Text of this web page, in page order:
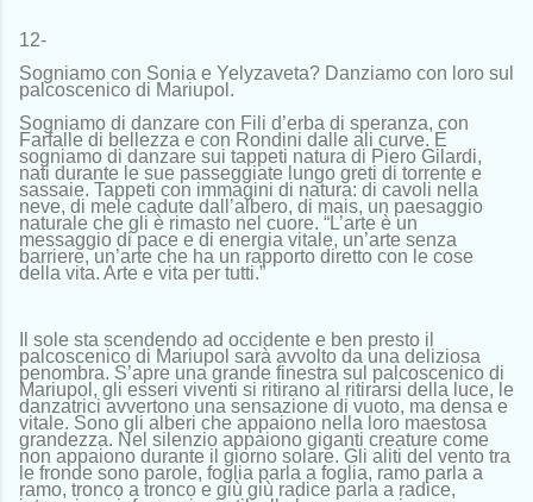
12-
Sogniamo con Sonia e Yelyzaveta? Danziamo con loro sul
palcoscenico di Mariupol.
Sogniamo di danzare con Fili d’erba di speranza, con
Farfalle di bellezza e con Rondini dalle ali curve. E
sogniamo di danzare sui tappeti natura di Piero Gilardi,
nati durante le sue passeggiate lungo greti di torrente e
sassaie. Tappeti con immagini di natura: di cavoli nella
neve, di mele cadute dall’albero, di mais, un paesaggio
naturale che gli è rimasto nel cuore. “L’arte è un
messaggio di pace e di energia vitale, un’arte senza
barriere, un’arte che ha un rapporto diretto con le cose
della vita. Arte e vita per tutti.”
Il sole sta scendendo ad occidente e ben presto il
palcoscenico di Mariupol sarà avvolto da una deliziosa
penombra. S’apre una grande finestra sul palcoscenico di
Mariupol, gli esseri viventi si ritirano al ritirarsi della luce, le
danzatrici avvertono una sensazione di vuoto, ma densa e
vitale. Sono gli alberi che appaiono nella loro maestosa
grandezza. Nel silenzio appaiono giganti creature come
non appaiono durante il giorno solare. Gli aliti del vento tra
le fronde sono parole, foglia parla a foglia, ramo parla a
ramo, tronco a tronco e giù giù radice parla a radice,